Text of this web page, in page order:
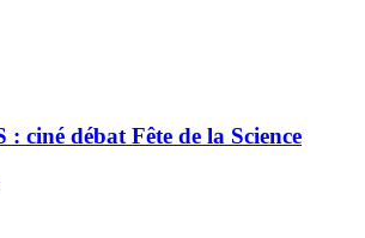
: ciné débat Fête de la Science